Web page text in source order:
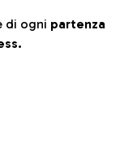
di ogni partenza